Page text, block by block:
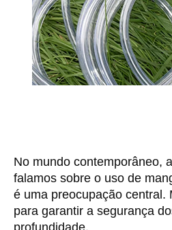
No mundo contemporâneo,
falamos sobre o uso de
é uma preocupação central.
para garantir a segurança
profundidade.